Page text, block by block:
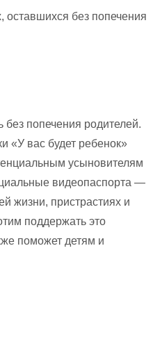
оставшихся без попечения
попечения родителей.
«У вас будет ребенок»
усыновителям
видеопаспорта —
жизни, пристрастиях и
поддержать это
поможет детям и